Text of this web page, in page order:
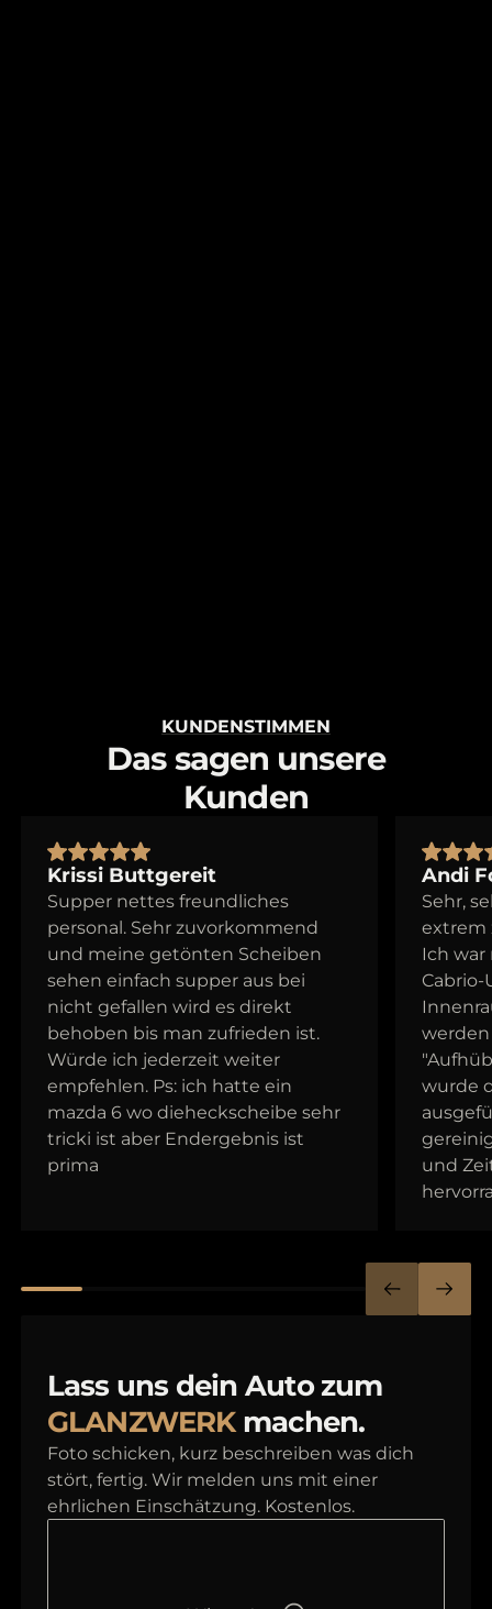
KUNDENSTIMMEN
Das sagen unsere
Kunden
Krissi Buttgereit
Supper nettes freundliches
personal. Sehr zuvorkommend
und meine getönten Scheiben
sehen einfach supper aus bei
nicht gefallen wird es direkt
behoben bis man zufrieden ist.
Würde ich jederzeit weiter
empfehlen. Ps: ich hatte ein
mazda 6 wo dieheckscheibe sehr
tricki ist aber Endergebnis ist
prima
Andi
Sehr,
extrem
Ich
Cabrio-
werden
wurde
und
Lass uns dein Auto zum
GLANZWERKmachen.
Foto schicken, kurz beschreiben was dich
stört, fertig. Wir melden uns mit einer
ehrlichen Einschätzung. Kostenlos.